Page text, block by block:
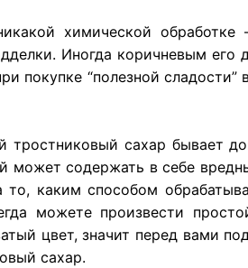
химической обработке
Иногда коричневым его
“полезной сладости”
сахар бывает
содержать в себе
каким способом
можете произвести
цвет, значит перед вами
сахар.